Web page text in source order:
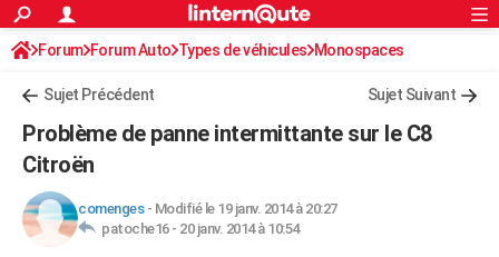
ACTUALITÉS
Politique
Société
Faits Divers
Education
Monde
Villes
+
Programme TV
TNTStreaming
Cinéma
Sorties cinéma
Musique
+FINANCE
Retraite
Impôts
Epargne
Immobilier
Risques naturels par ville
Banque
Assurance
Crédit
AUTO
Réserver un essai
Citadines
Forum auto
Rechercher
S'inscrire
Connexion
Forum Forum Auto Types de véhicules Monospaces
Sujet Précédent Sujet Suivant
Problème de panne intermittante sur le C8
Citroën
comenges- Modifié le 19 janv. 2014 à 20:27
patoche16 - 20 janv. 2014 à 10:54